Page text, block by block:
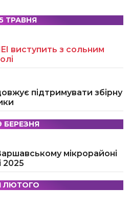
ТРАВНЯ
виступить з сольним
підтримувати збірну
БЕРЕЗНЯ
мікрорайоні
2025
ЛЮТОГО